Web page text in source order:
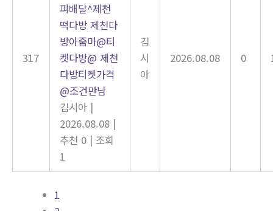
317
피배달^제천
떡다방 제천다
방아줌마@티
켓다방@ 제천
다방티켓가격
@조건만남
김시아 |
2026.08.08 |
추천 0 | 조회
1
김
시
아
2026.08.08 0
1